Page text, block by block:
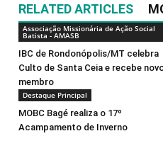
RELATED ARTICLES
Associação Missionária de Ação Social
Batista - AMASB
IBC de Rondonópolis/MT celebra
Culto de Santa Ceia e recebe
membro
Destaque Principal
MOBC Bagé realiza o 17º
Acampamento de Inverno